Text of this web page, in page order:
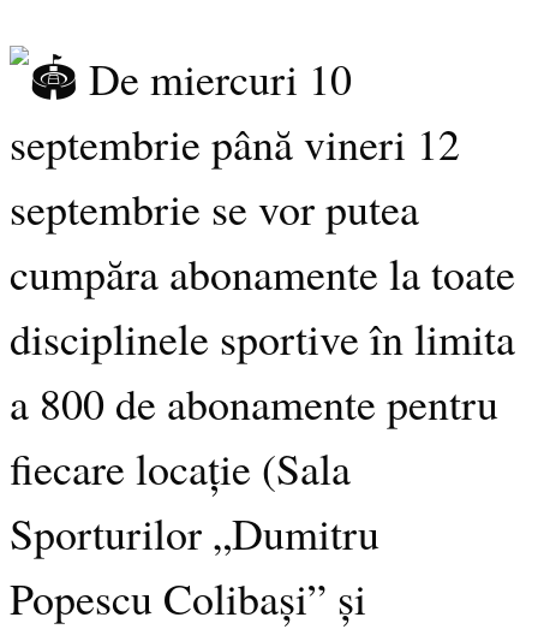
De miercuri 10
septembrie până vineri 12
septembrie se vor putea
cumpăra abonamente la toate
disciplinele sportive în limita
a 800 de abonamente pentru
fiecare locație (Sala
Sporturilor „Dumitru
Popescu Colibași” și